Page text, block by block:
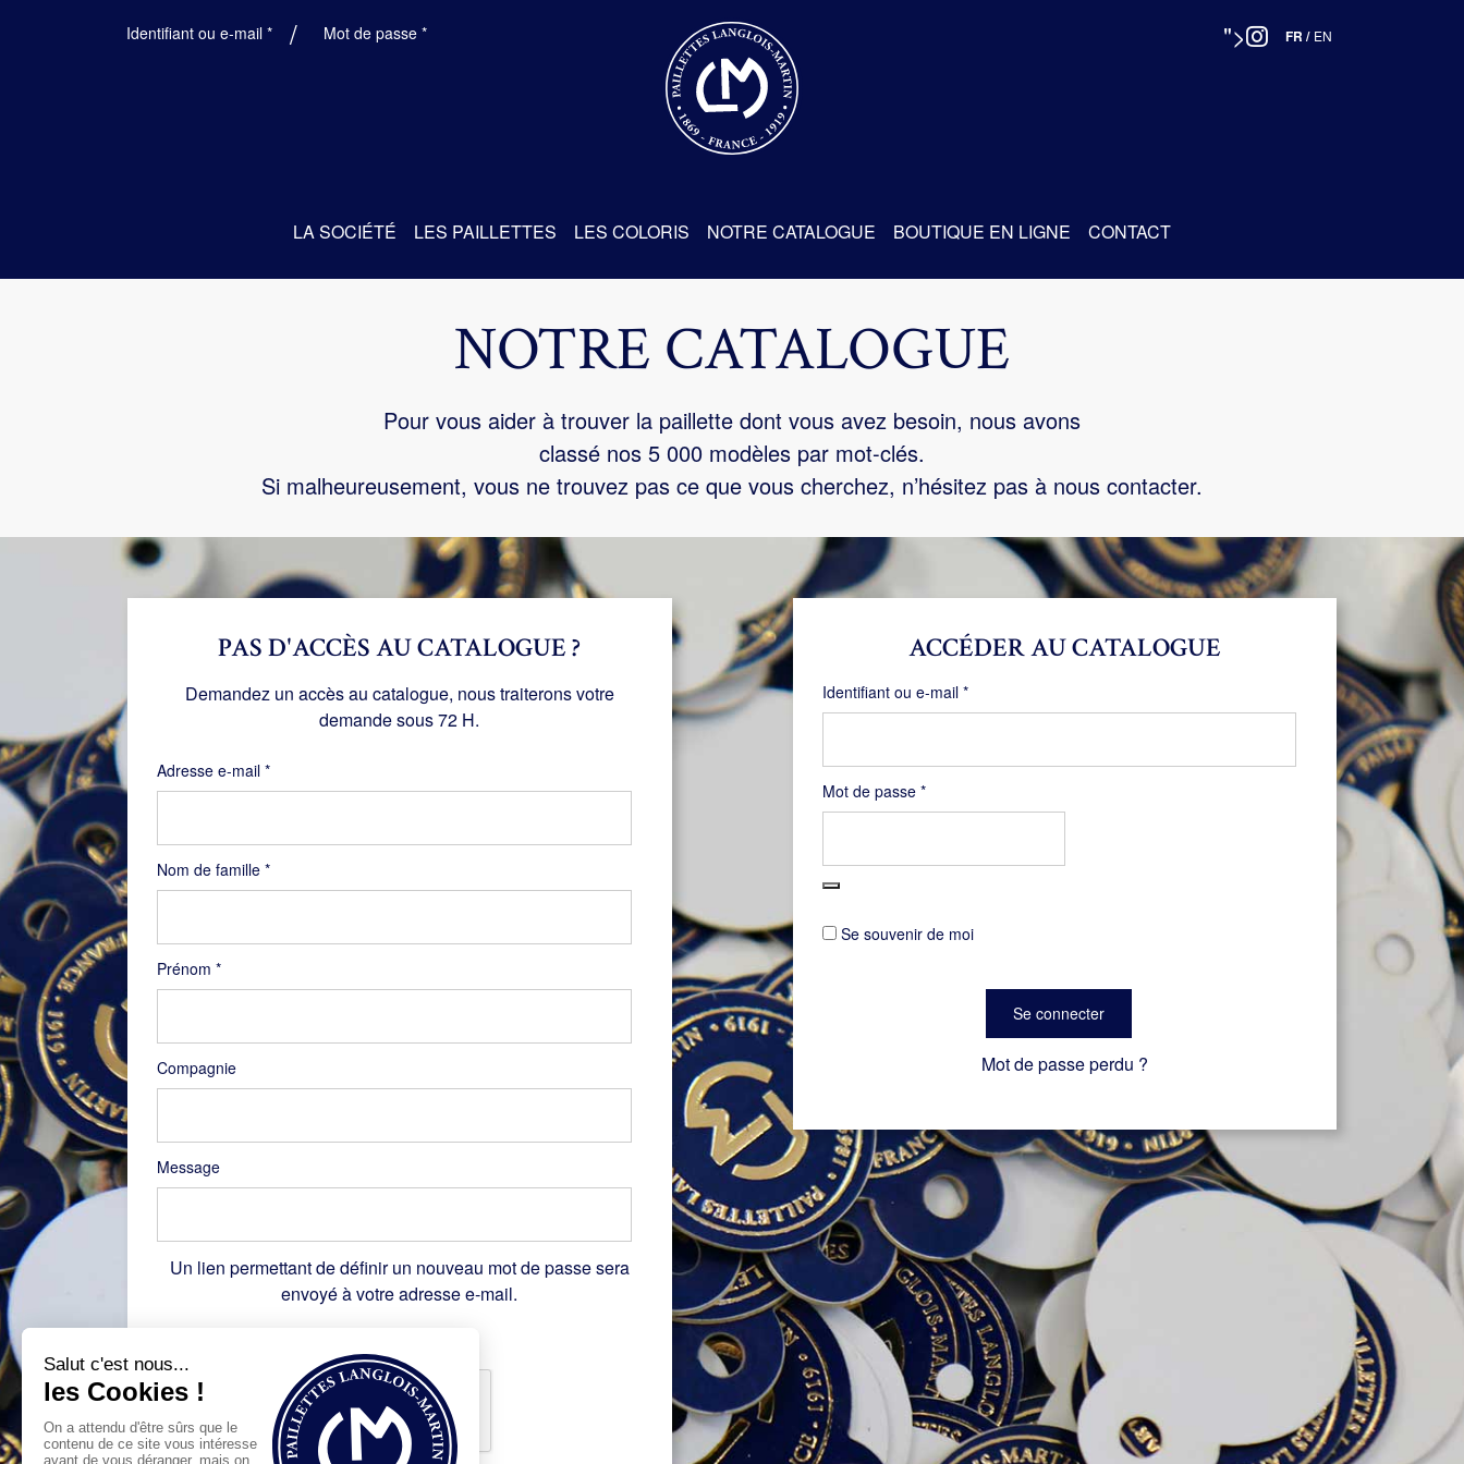
Identifiant ou e-mail *ObligatoireMot de passe *Obligatoire "> FR / EN
LA SOCIÉTÉ LES PAILLETTES LES COLORIS NOTRE CATALOGUE BOUTIQUE EN LIGNE CONTACT
NOTRE CATALOGUE
Pour vous aider à trouver la paillette dont vous avez besoin, nous avons
classé nos 5 000 modèles par mot-clés.
Si malheureusement, vous ne trouvez pas ce que vous cherchez, n’hésitez pas à nous contacter.
ACCÉDER AU CATALOGUE
Identifiant ou e-mail *Obligatoire
Mot de passe *Obligatoire
Se souvenir de moi
Se connecter
Mot de passe perdu ?
Nom de famille *
Prénom *
Compagnie
Message
PAS D'ACCÈS AU CATALOGUE ?
Demandez un accès au catalogue, nous traiterons votre
demande sous 72 H.
Adresse e-mail *Obligatoire
Un lien permettant de définir un nouveau mot de passe sera
envoyé à votre adresse e-mail.